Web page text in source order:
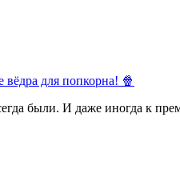
для попкорна! 🍿
были. И даже иногда к